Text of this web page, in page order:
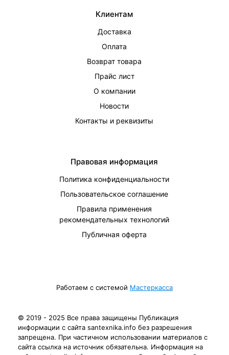
Клиентам
Доставка
Оплата
Возврат товара
Прайс лист
О компании
Новости
Контакты и реквизиты
Правовая информация
Политика конфиденциальности
Пользовательское соглашение
Правила применения
рекомендательных технологий
Публичная оферта
Работаем с системой Мастеркасса
© 2019 - 2025 Все права защищены Публикация
информации с сайта santexnika.info без разрешения
запрещена. При частичном использовании материалов с
сайта ссылка на источник обязательна. Информация на